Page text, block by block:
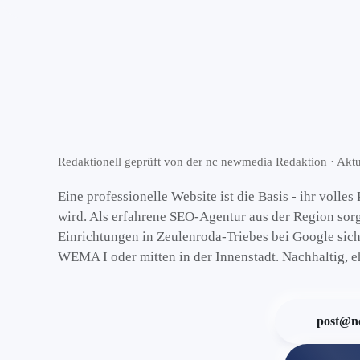
Redaktionell geprüft von der nc newmedia Redaktion ·
Eine professionelle Website ist die Basis - ihr volles
wird. Als erfahrene SEO-Agentur aus der Region
Einrichtungen in Zeulenroda-Triebes bei Google
WEMA I oder mitten in der Innenstadt. Nachhaltig,